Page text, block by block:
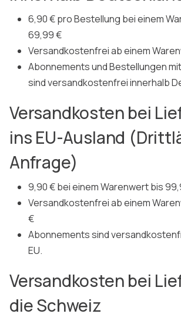
6,90 € pro Bestellung bei einem
69,99 €
Versandkostenfrei ab einem
Abonnements und Bestellungen
sind versandkostenfrei innerhalb
Versandkosten bei
ins EU-Ausland
Anfrage)
9,90 € bei einem Warenwert bis
Versandkostenfrei ab einem
€
Abonnements sind
EU.
Versandkosten bei
die Schweiz